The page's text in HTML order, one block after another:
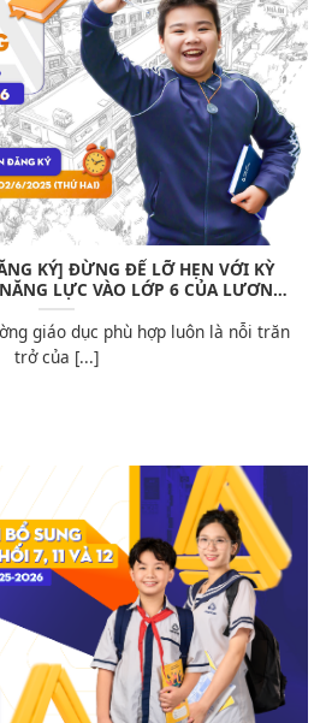
KÝ] ĐỪNG ĐỂ LỠ HẸN VỚI KỲ
LỰC VÀO LỚP 6 CỦA LƯƠNG
THẾ VINH!
giáo dục phù hợp luôn là nỗi trăn
trở của [...]